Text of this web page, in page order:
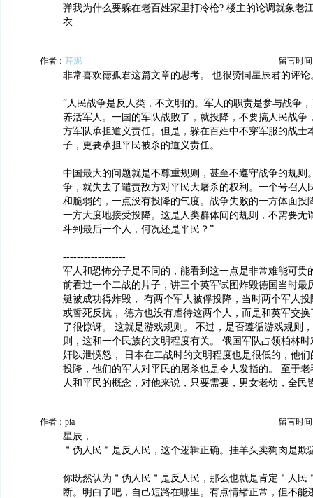
弹我为什么要躲在老百姓家里打冷枪? 楼主的论调就象老
衣
作者： 芹泥 留言时间
非常喜欢德孤君这篇文章的思考。 也很赞同星辰君的评论
“人民战争是反人类，不文明的。军人的职责是参与战争
养活军人。一国的军队战败了，就投降，不要搞人民战争
方军队承担道义责任。但是，躲在百姓中不穿军服的战士
子，更要承担平民被杀的道义责任。
中国最大的问题就是不尊重规则，甚至不遵守战争的规则
争，就失去了谴责敌方对平民大屠杀的权利。一个号召人
和脆弱的，一点没有投降的气度。战争失败的一方体面投
一方大度地接受投降。这是人类群体间的规则，不需要无
斗到最后一个人，何况还是平民？”
------------------
军人和恐怖分子是不同的，能看到这一点是非常难能可贵
前看过一个二战的片子，讲三个英军试图炸毁德国当时最
艇被成功得炸毁， 有两个军人被俘投降，当时两个军人
或誓死反抗， 德方也没有虐待这两个人，而是和英军交
了很惊讶。 这就是游戏规则。 不过，是否遵循游戏规则
则，这和一个民族的文明程度有关。 俄国军队占领柏林
奸以泄愤怒， 日本在二战时的文明程度也是很低的，他
投降，他们的军人对平民的屠杀也是令人发指的。 至于
人和平民的概念，对他来说，只要需要，男女老幼，全民
作者：pia 留言时间
星辰，
＂伪人民＂是反人民，这个逻辑正确。挂羊头卖狗肉是欺
你既然认为＂伪人民＂是反人民，那么也就是肯定＂人民
断。明白了吧，自己短路在哪里。有点情绪正常，但不能